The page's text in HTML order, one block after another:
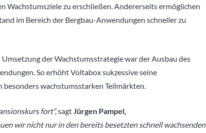
Wachstumsziele zu erschließen. Andererseits ermöglichen
im Bereich der Bergbau-Anwendungen schneller zu
der Wachstumsstrategie war der Ausbau des
So erhöht Voltabox sukzessive seine
wachstumsstarken Teilmärkten.
fort“,sagtJürgen Pampel,
wir nicht nur in den bereits besetzten schnell wachsenden